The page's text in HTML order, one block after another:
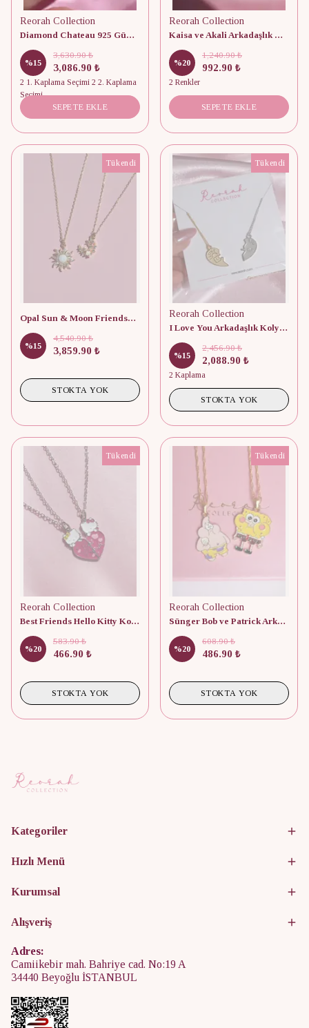
Reorah Collection
Diamond Chateau 925 Gümüş Arkadaşlık Kolyesi
%15
3,630.90 ₺
3,086.90 ₺
2 1. Kaplama Seçimi 2 2. Kaplama
Seçimi
SEPETE EKLE
Reorah Collection
Kaisa ve Akali Arkadaşlık Kolyesi
%20
1,240.90 ₺
992.90 ₺
2 Renkler
SEPETE EKLE
Tükendi
Opal Sun & Moon Friendship 925 Gümüş Kolye
%15
4,540.90 ₺
3,859.90 ₺
STOKTA YOK
Tükendi
Reorah Collection
I Love You Arkadaşlık Kolyesi 925 Gümüş
%15
2,456.90 ₺
2,088.90 ₺
2 Kaplama
STOKTA YOK
Tükendi
Reorah Collection
Best Friends Hello Kitty Kolye
%20
583.90 ₺
466.90 ₺
STOKTA YOK
Tükendi
Reorah Collection
Sünger Bob ve Patrick Arkadaşlık Kolyesi (Çift)
%20
608.90 ₺
486.90 ₺
STOKTA YOK
Kategoriler
Hızlı Menü
Kurumsal
Alışveriş
Adres:
Camiikebir mah. Bahriye cad. No:19 A
34440 Beyoğlu İSTANBUL